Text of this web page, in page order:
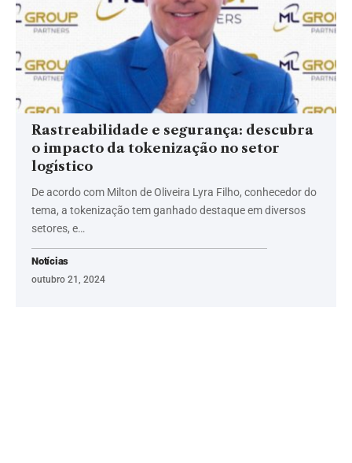
Rastreabilidade e segurança: descubra
o impacto da tokenização no setor
logístico
De acordo com Milton de Oliveira Lyra Filho, conhecedor do
tema, a tokenização tem ganhado destaque em diversos
setores, e…
Notícias
outubro 21, 2024